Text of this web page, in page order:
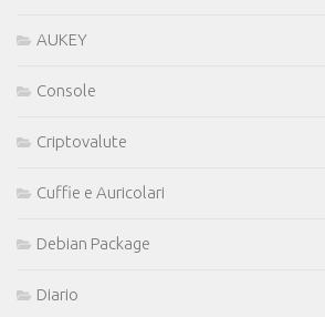
AUKEY
Console
Criptovalute
Cuffie e Auricolari
Debian Package
Diario